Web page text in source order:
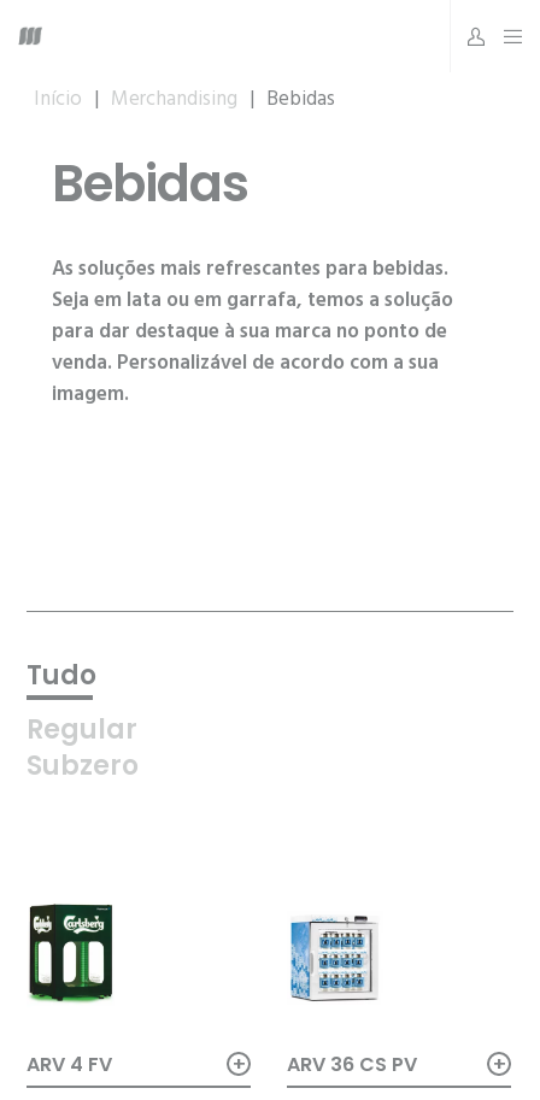
Início | Merchandising | Bebidas
Bebidas
As soluções mais refrescantes para bebidas.
Seja em lata ou em garrafa, temos a solução
para dar destaque à sua marca no ponto de
venda. Personalizável de acordo com a sua
imagem.
Tudo
Regular
Subzero
ARV 4 FV + ARV 36 CS PV +